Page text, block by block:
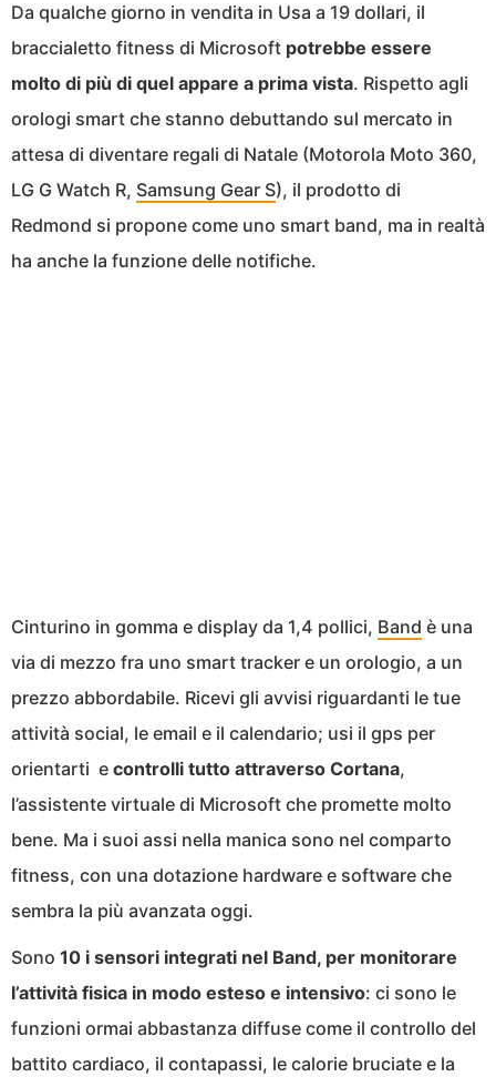
Da qualche giorno in vendita in Usa a 19 dollari, il
braccialetto fitness di Microsoft potrebbe essere
molto di più di quel appare a prima vista. Rispetto agli
orologi smart che stanno debuttando sul mercato in
attesa di diventare regali di Natale (Motorola Moto 360,
LG G Watch R, Samsung Gear S), il prodotto di
Redmond si propone come uno smart band, ma in realtà
ha anche la funzione delle notifiche.
Cinturino in gomma e display da 1,4 pollici, Band è una
via di mezzo fra uno smart tracker e un orologio, a un
prezzo abbordabile. Ricevi gli avvisi riguardanti le tue
attività social, le email e il calendario; usi il gps per
orientarti e controlli tutto attraverso Cortana,
l’assistente virtuale di Microsoft che promette molto
bene. Ma i suoi assi nella manica sono nel comparto
fitness, con una dotazione hardware e software che
sembra la più avanzata oggi.
Sono 10 i sensori integrati nel Band, per monitorare
l’attività fisica in modo esteso e intensivo: ci sono le
funzioni ormai abbastanza diffuse come il controllo del
battito cardiaco, il contapassi, le calorie bruciate e la